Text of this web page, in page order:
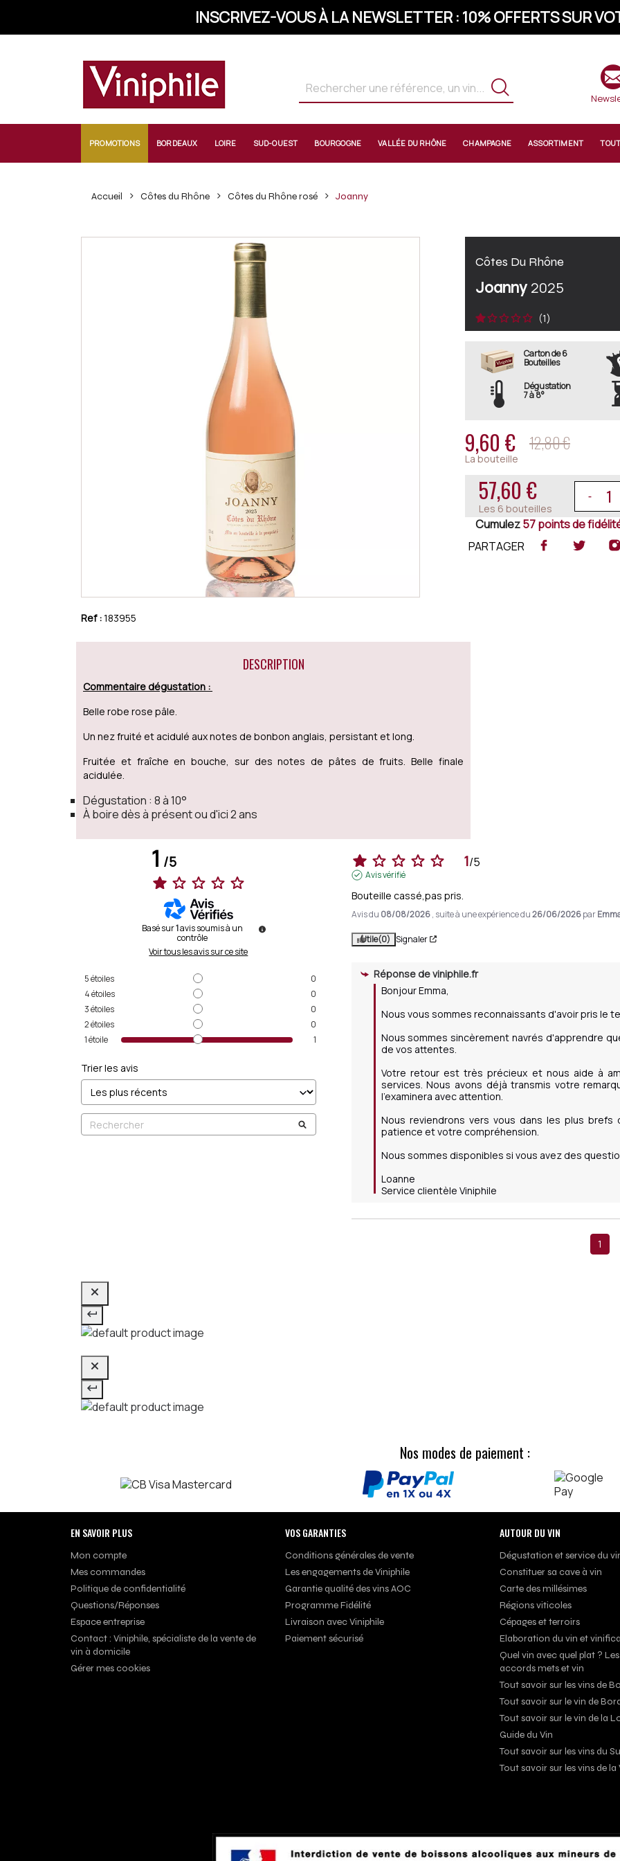
INSCRIVEZ-VOUS À LA NEWSLETTER : 10% OFFERTS SUR
PROMOTIONS BORDEAUX LOIRE SUD-OUEST BOURGOGNE VALLÉE DU RHÔNE CHAMPAGNE ASSORTIMENT
Accueil Côtes du Rhône Côtes du Rhône rosé Joanny
Ref :183955
Côtes Du Rhône
Joanny2025
1
Carton de 6
Bouteilles
Dégustation
7 à 8°
9,60 €
La bouteille
12,80 €
57,60 €
Les 6 bouteilles
Cumulez57 points de
PARTAGER
DESCRIPTION
Commentaire dégustation :
Belle robe rose pâle.
Un nez fruité et acidulé aux notes de bonbon anglais, persistant et long.
Fruitée et fraîche en bouche, sur des notes de pâtes de fruits. Belle finale
acidulée.
Dégustation : 8 à 10°
À boire dès à présent ou d'ici 2 ans
1/5
Basé sur1avis soumis à un
contrôle
Voir tous les avis sur ce site
5étoiles
0
4étoiles
0
3étoiles
0
2étoiles
0
1étoile 1
Trier les avis
1/5
Avis vérifié
Bouteille cassé,pas pris.
Avis du 08/08/2026, suite à une expérience du26/06/2026par
Utile(0) Signaler
Réponse deviniphile.fr
Bonjour Emma,
Nous vous sommes reconnaissants d'avoir pris le
Nous sommes sincèrement navrés d'apprendre
de vos attentes.
Votre retour est très précieux et nous aide à
services. Nous avons déjà transmis votre
l'examinera avec attention.
Nous reviendrons vers vous dans les plus
patience et votre compréhension.
Nous sommes disponibles si vous avez des
Loanne
Service clientèle Viniphile
1
Nos modes de paiement :
EN SAVOIR PLUS
Mon compte
Mes commandes
Politique de confidentialité
Questions/Réponses
Espace entreprise
Contact : Viniphile, spécialiste de la vente de
vin à domicile
Gérer mes cookies
VOS GARANTIES
Conditions générales de vente
Les engagements de Viniphile
Garantie qualité des vins AOC
Programme Fidélité
Livraison avec Viniphile
Paiement sécurisé
AUTOUR DU VIN
Dégustation et service du
Constituer sa cave à vin
Carte des millésimes
Régions viticoles
Cépages et terroirs
Elaboration du vin et
Quel vin avec quel plat ?
accords mets et vin
Tout savoir sur les vins de
Tout savoir sur le vin de
Tout savoir sur le vin de la
Guide du Vin
Tout savoir sur les vins du
Tout savoir sur les vins de la